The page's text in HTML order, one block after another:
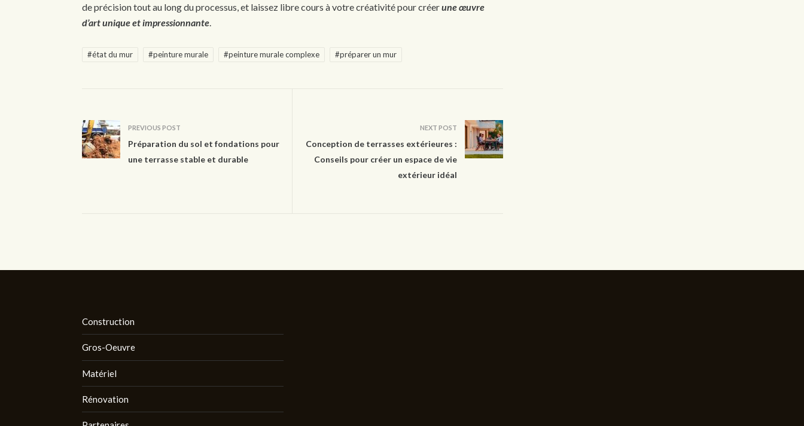
de précision tout au long du processus, et laissez libre cours à votre créativité pour créerune œuvre
d’art unique et impressionnante.
#état du mur #peinture murale #peinture murale complexe #préparer un mur
PREVIOUS POST
Préparation du sol et fondations pour
une terrasse stable et durable
NEXT POST
Conception de terrasses extérieures :
Conseils pour créer un espace de vie
extérieur idéal
Construction
Gros-Oeuvre
Matériel
Rénovation